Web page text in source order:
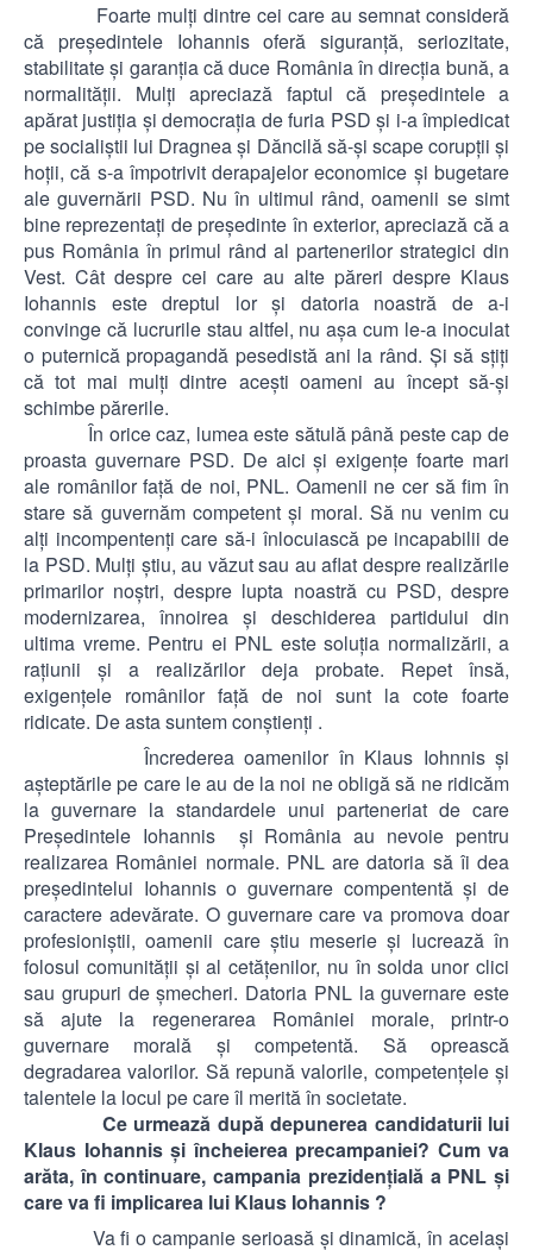
Foarte mulţi dintre cei care au semnat consideră
că preşedintele Iohannis oferă siguranţă, seriozitate,
stabilitate şi garanţia că duce România în direcţia bună, a
normalităţii. Mulţi apreciază faptul că preşedintele a
apărat justiţia şi democraţia de furia PSD şi i-a împiedicat
pe socialiştii lui Dragnea şi Dăncilă să-şi scape corupţii şi
hoţii, că s-a împotrivit derapajelor economice şi bugetare
ale guvernării PSD. Nu în ultimul rând, oamenii se simt
bine reprezentaţi de preşedinte în exterior, apreciază că a
pus România în primul rând al partenerilor strategici din
Vest. Cât despre cei care au alte păreri despre Klaus
Iohannis este dreptul lor şi datoria noastră de a-i
convinge că lucrurile stau altfel, nu aşa cum le-a inoculat
o puternică propagandă pesedistă ani la rând. Şi să sţiţi
că tot mai mulţi dintre aceşti oameni au încept să-şi
schimbe părerile.
În orice caz, lumea este sătulă până peste cap de
proasta guvernare PSD. De aici şi exigenţe foarte mari
ale românilor faţă de noi, PNL. Oamenii ne cer să fim în
stare să guvernăm competent şi moral. Să nu venim cu
alţi incompentenţi care să-i înlocuiască pe incapabilii de
la PSD. Mulţi ştiu, au văzut sau au aflat despre realizările
primarilor noştri, despre lupta noastră cu PSD, despre
modernizarea, înnoirea şi deschiderea partidului din
ultima vreme. Pentru ei PNL este soluţia normalizării, a
raţiunii şi a realizărilor deja probate. Repet însă,
exigenţele românilor faţă de noi sunt la cote foarte
ridicate. De asta suntem conştienţi .
Încrederea oamenilor în Klaus Iohnnis şi
aşteptările pe care le au de la noi ne obligă să ne ridicăm
la guvernare la standardele unui parteneriat de care
Preşedintele Iohannis şi România au nevoie pentru
realizarea României normale. PNL are datoria să îi dea
preşedintelui Iohannis o guvernare compententă şi de
caractere adevărate. O guvernare care va promova doar
profesioniştii, oamenii care ştiu meserie şi lucrează în
folosul comunităţii şi al cetăţenilor, nu în solda unor clici
sau grupuri de şmecheri. Datoria PNL la guvernare este
să ajute la regenerarea României morale, printr-o
guvernare morală şi competentă. Să oprească
degradarea valorilor. Să repună valorile, competenţele şi
talentele la locul pe care îl merită în societate.
Ce urmează după depunerea candidaturii lui
Klaus Iohannis şi încheierea precampaniei? Cum va
arăta, în continuare, campania prezidenţială a PNL şi
care va fi implicarea lui Klaus Iohannis ?
Va fi o campanie serioasă şi dinamică, în acelaşi